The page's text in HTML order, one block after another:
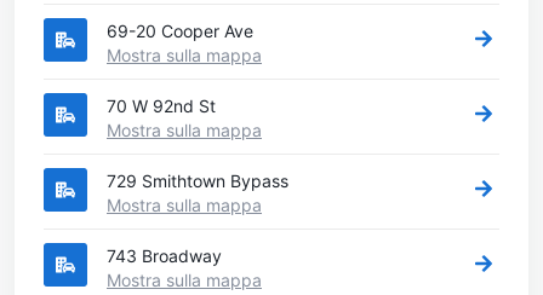
69-20 Cooper Ave
Mostra sulla mappa
70 W 92nd St
Mostra sulla mappa
729 Smithtown Bypass
Mostra sulla mappa
743 Broadway
Mostra sulla mappa